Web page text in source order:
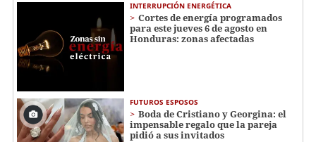
INTERRUPCIÓN ENERGÉTICA
Cortes de energía programados
para este jueves 6 de agosto en
Honduras: zonas afectadas
FUTUROS ESPOSOS
Boda de Cristiano y Georgina: el
impensable regalo que la pareja
pidió a sus invitados